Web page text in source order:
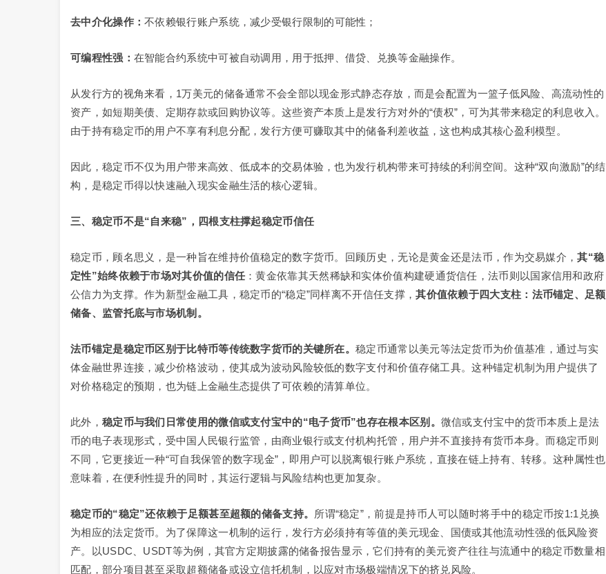
去中介化操作：不依赖银行账户系统，减少受银行限制的可能性；
可编程性强： 在智能合约系统中可被自动调用，用于抵押、借贷、兑换等金融操作。
从发行方的视角来看，1万美元的储备通常不会全部以现金形式静态存放，而是会配置为一篮子低风险、高流动性的
资产，如短期美债、定期存款或回购协议等。这些资产本质上是发行方对外的“债权”，可为其带来稳定的利息收入。
由于持有稳定币的用户不享有利息分配，发行方便可赚取其中的储备利差收益，这也构成其核心盈利模型。
因此，稳定币不仅为用户带来高效、低成本的交易体验，也为发行机构带来可持续的利润空间。这种“双向激励”的结
构，是稳定币得以快速融入现实金融生活的核心逻辑。
三、稳定币不是“自来稳”，四根支柱撑起稳定币信任
稳定币，顾名思义，是一种旨在维持价值稳定的数字货币。回顾历史，无论是黄金还是法币，作为交易媒介，其“稳
定性”始终依赖于市场对其价值的信任 ：黄金依靠其天然稀缺和实体价值构建硬通货信任，法币则以国家信用和政府
公信力为支撑。作为新型金融工具，稳定币的“稳定”同样离不开信任支撑，其价值依赖于四大支柱：法币锚定、足额
储备、监管托底与市场机制。
法币锚定是稳定币区别于比特币等传统数字货币的关键所在。稳定币通常以美元等法定货币为价值基准，通过与实
体金融世界连接，减少价格波动，使其成为波动风险较低的数字支付和价值存储工具。这种锚定机制为用户提供了
对价格稳定的预期，也为链上金融生态提供了可依赖的清算单位。
此外， 稳定币与我们日常使用的微信或支付宝中的“电子货币”也存在根本区别。 微信或支付宝中的货币本质上是法
币的电子表现形式，受中国人民银行监管，由商业银行或支付机构托管，用户并不直接持有货币本身。而稳定币则
不同，它更接近一种“可自我保管的数字现金”，即用户可以脱离银行账户系统，直接在链上持有、转移。这种属性也
意味着，在便利性提升的同时，其运行逻辑与风险结构也更加复杂。
稳定币的“稳定”还依赖于足额甚至超额的储备支持。
所谓“稳定”，前提是持币人可以随时将手中的稳定币按1:1兑换
为相应的法定货币。为了保障这一机制的运行，发行方必须持有等值的美元现金、国债或其他流动性强的低风险资
产。以USDC、USDT等为例，其官方定期披露的储备报告显示，它们持有的美元资产往往与流通中的稳定币数量相
匹配，部分项目甚至采取超额储备或设立信托机制，以应对市场极端情况下的挤兑风险。